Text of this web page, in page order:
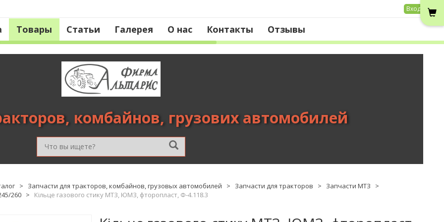
Вход
Товары Статьи Галерея О нас Контакты Отзывы
комбайнов, грузових автомобилей
> Запчасти для тракторов, комбайнов, грузовых автомобилей > Запчасти для тракторов > Запчасти МТЗ
>
260 > Кільце газового стику МТЗ, ЮМЗ, фторопласт, Ф-4.118.3